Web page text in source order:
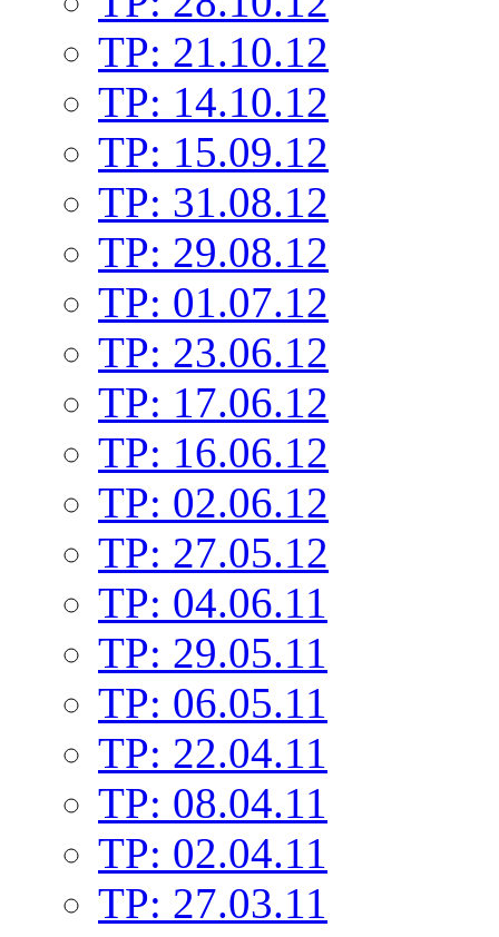
TP: 21.10.12
TP: 14.10.12
TP: 15.09.12
TP: 31.08.12
TP: 29.08.12
TP: 01.07.12
TP: 23.06.12
TP: 17.06.12
TP: 16.06.12
TP: 02.06.12
TP: 27.05.12
TP: 04.06.11
TP: 29.05.11
TP: 06.05.11
TP: 22.04.11
TP: 08.04.11
TP: 02.04.11
TP: 27.03.11